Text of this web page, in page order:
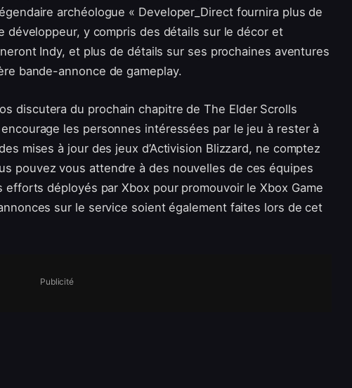
archéologue « Developer_Direct fournira plus de
développeur, y compris des détails sur le décor et
Indy, et plus de détails sur ses prochaines aventures
bande-annonce de gameplay.
discutera du prochain chapitre de The Elder Scrolls
les personnes intéressées par le jeu à rester à
mises à jour des jeux d’Activision Blizzard, ne comptez
pouvez vous attendre à des nouvelles de ces équipes
déployés par Xbox pour promouvoir le Xbox Game
sur le service soient également faites lors de cet
Publicité